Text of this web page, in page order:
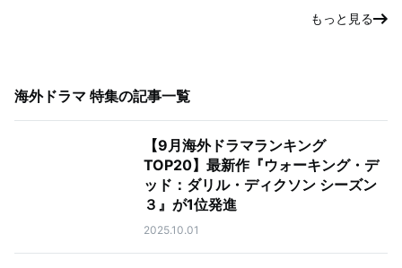
もっと見る
海外ドラマ 特集の記事一覧
【9月海外ドラマランキング
TOP20】最新作『ウォーキング・デ
ッド：ダリル・ディクソン シーズン
３』が1位発進
2025.10.01